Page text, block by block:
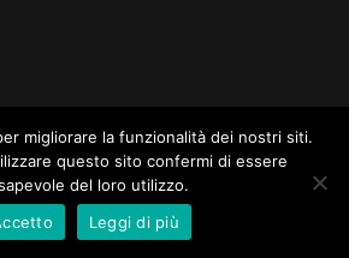
migliorare la funzionalità dei nostri siti.
questo sito confermi di essere
del loro utilizzo.
Leggi di più